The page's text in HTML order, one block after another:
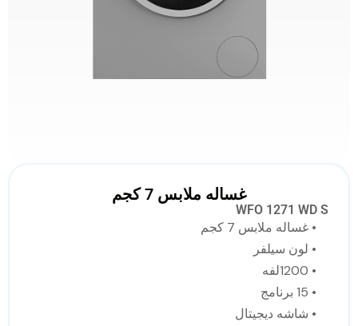
غساله ملابس 7 كجم
WFO 1271 WD S
• غساله ملابس 7 كجم
• لون سيلفر
• 1200لفه
• 15 برنامج
• شاشه ديجيتال